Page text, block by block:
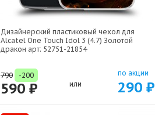
Дизайнерский пластиковый чехол для
Alcatel One Touch Idol 3 (4.7) Золотой
дракон арт: 52751-21854
790 -200
590 ₽ или
по акции
290 ₽